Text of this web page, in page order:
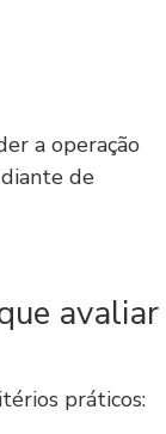
a operação
de
avaliar
práticos: